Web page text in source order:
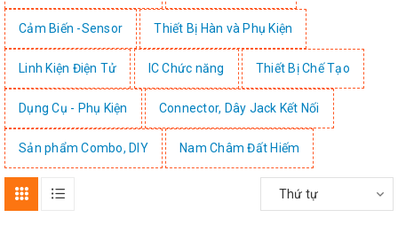
Cảm Biến -Sensor Thiết Bị Hàn và Phụ Kiện
Linh Kiện Điện Tử IC Chức năng Thiết Bị Chế Tạo
Dụng Cụ - Phụ Kiện Connector, Dây Jack Kết Nối
Sản phẩm Combo, DIY Nam Châm Đất Hiếm
Thứ tự